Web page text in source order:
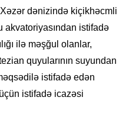
dənizində kiçikhəcmli
akvatoriyasından istifadə
ilə məşğul olanlar,
quyularının suyundan
istifadə edən
istifadə icazəsi